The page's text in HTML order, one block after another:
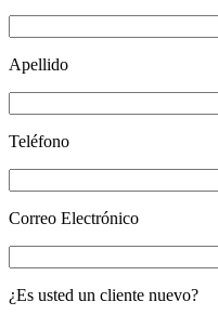
Apellido
Teléfono
Correo Electrónico
¿Es usted un cliente nuevo?